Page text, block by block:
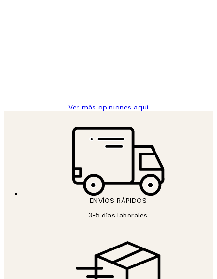
Ver más opiniones aquí
ENVÍOS RÁPIDOS
3-5 días laborales